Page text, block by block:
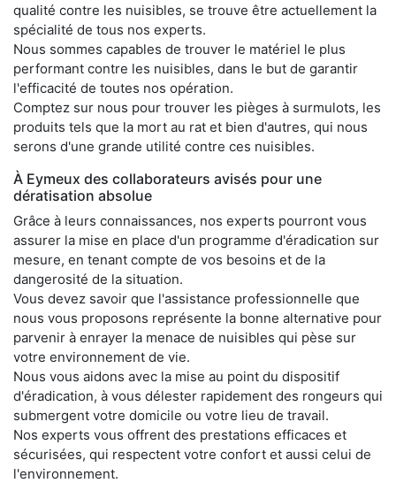
qualité contre les nuisibles, se trouve être actuellement la
spécialité de tous nos experts.
Nous sommes capables de trouver le matériel le plus
performant contre les nuisibles, dans le but de garantir
l'efficacité de toutes nos opération.
Comptez sur nous pour trouver les pièges à surmulots, les
produits tels que la mort au rat et bien d'autres, qui nous
serons d'une grande utilité contre ces nuisibles.
À Eymeux des collaborateurs avisés pour une
dératisation absolue
Grâce à leurs connaissances, nos experts pourront vous
assurer la mise en place d'un programme d'éradication sur
mesure, en tenant compte de vos besoins et de la
dangerosité de la situation.
Vous devez savoir que l'assistance professionnelle que
nous vous proposons représente la bonne alternative pour
parvenir à enrayer la menace de nuisibles qui pèse sur
votre environnement de vie.
Nous vous aidons avec la mise au point du dispositif
d'éradication, à vous délester rapidement des rongeurs qui
submergent votre domicile ou votre lieu de travail.
Nos experts vous offrent des prestations efficaces et
sécurisées, qui respectent votre confort et aussi celui de
l'environnement.